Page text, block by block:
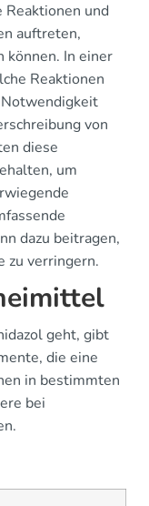
und
auftreten,
können. In einer
Reaktionen
von
diese
um
dazu beitragen,
zu verringern.
geht, gibt
die eine
in bestimmten
bei